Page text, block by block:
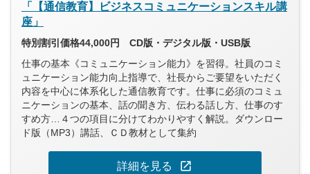
「【通信教育】ビジネスコミュニケーションスキル講
座」
特別割引価格44,000円 CD版・デジタル版・USB版
仕事の基本《コミュニケーション能力》を習得。社員のコミ
ュニケーション能力向上指導で、社長からご要望をいただく
内容を中心に体系化した通信教育です。仕事に必須のコミュ
ニケーションの基本、話の聞き方、伝わる話し方、仕事のす
すめ方…４つの項目に分けてわかりやすく解説。ダウンロー
ド版（MP3）講話、ＣＤ教材として集約
詳細を見る open_in_new